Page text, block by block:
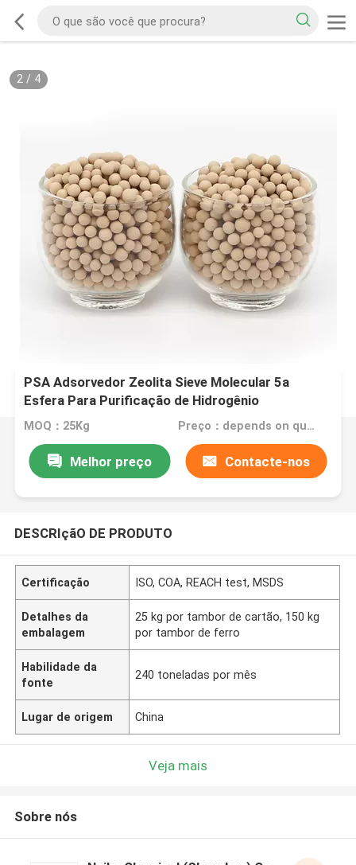
2/ 4
PSA Adsorvedor Zeolita Sieve Molecular 5a
Esfera Para Purificação de Hidrogênio
MOQ：25Kg Preço：depends on quantity
Melhor preço Contacte-nos
DESCRIçãO DE PRODUTO
Certificação ISO, COA, REACH test, MSDS
Detalhes da
embalagem
25 kg por tambor de cartão, 150 kg
por tambor de ferro
Habilidade da
fonte
240 toneladas por mês
Lugar de origem China
Veja mais
Sobre nós